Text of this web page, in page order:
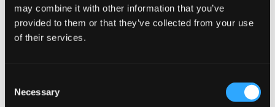
may combine it with other information that you’ve
provided to them or that they’ve collected from your use
of their services.
Selection
Necessary
STØRRELSESTABELL
VELG EN STØRRELSE
Fri frakt over 999 kr